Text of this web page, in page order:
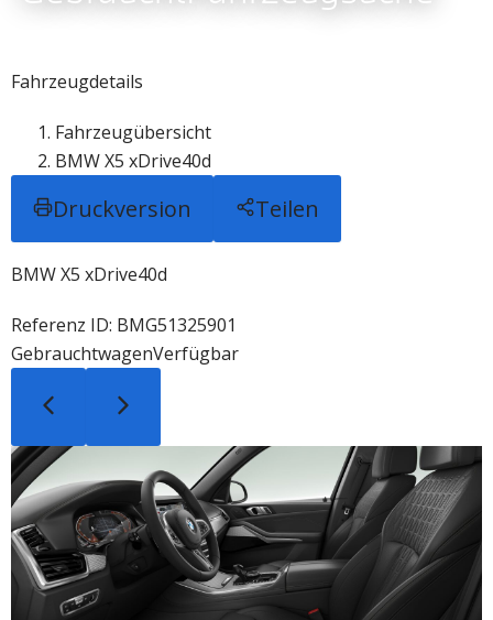
Fahrzeugdetails
Fahrzeugübersicht
BMW X5 xDrive40d
Druckversion Teilen
BMW X5 xDrive40d
Referenz ID: BMG51325901
GebrauchtwagenVerfügbar